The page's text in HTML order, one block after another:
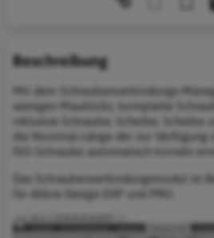
Beschreibung
Mit dem Schraubenverbindungs-
wenigen Mauklicks, komplette
inklusive Schraube, Scheibe, Scheibe
die Nominal-Länge der zur Verfügung
ISO-Schraube automatisch korrekt
Das Schraubenverbindungsmodul ist
für Alibre Design EXP und PRO.